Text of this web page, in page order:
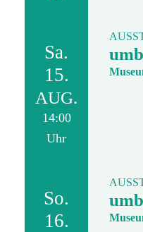
Sa.
15.
AUG.
14:00
Uhr
So.
16.